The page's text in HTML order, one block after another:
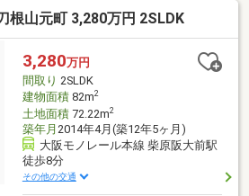
根山元町 3,280万円 2SLDK
3,280万円
間取り 2SLDK
建物面積82m2
土地面積72.22m2
築年月 2014年4月(築12年5ヶ月)
大阪モノレール本線 柴原阪大前駅
徒歩8分
その他の交通